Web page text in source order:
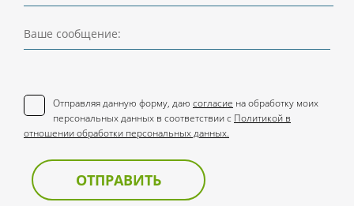
Ваше сообщение:
Отправляя данную форму, даю согласие на обработку моих
персональных данных в соответствии с Политикой в
отношении обработки персональных данных.
ОТПРАВИТЬ